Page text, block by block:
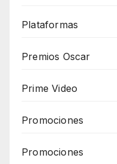
Plataformas
Premios Oscar
Prime Video
Promociones
Promociones